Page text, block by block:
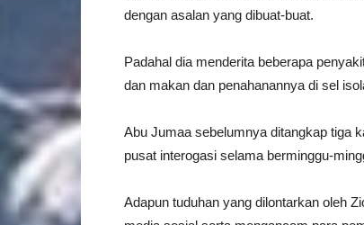
dengan asalan yang dibuat-buat.
Padahal dia menderita beberapa
dan makan dan penahanannya di sel
Abu Jumaa sebelumnya ditangkap tiga
pusat interogasi selama berminggu-
Adapun tuduhan yang dilontarkan oleh